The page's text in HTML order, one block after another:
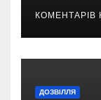
КОМЕНТАРІВ
ДОЗВІЛЛЯ